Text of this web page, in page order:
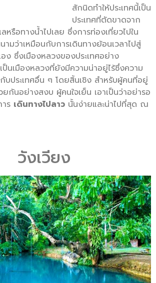
สักนิดทำให้ประเทศนี้เป็น
ประเทศที่ตัดขาดจาก
ลหรือทางน้ำไปเลย ซึ่งการท่องเที่ยวไปใน
ามว่าเหมือนกับการเดินทางย้อนเวลาไปสู่
ง ซึ่งเมืองหลวงของประเทศอย่าง
ป็นเมืองหลวงที่ยังมีความน่าอยู่ไร้ซึ่งความ
บประเทศอื่น ๆ โดยสิ้นเชิง สำหรับผู้คนที่อยู่
กันอย่างสงบ ผู้คนใจเย็น เอาเป็นว่าอย่ารอ
ร เดินทางไปลาว นั้นง่ายและน่าไปที่สุด ณ
วังเวียง